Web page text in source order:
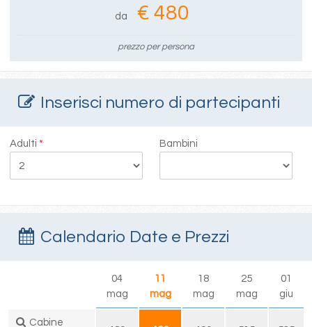
da € 480
prezzo per persona
Inserisci numero di partecipanti
Adulti* Bambini
Calendario Date e Prezzi
04
mag
11
mag
18
mag
25
mag
01
giu
Cabine